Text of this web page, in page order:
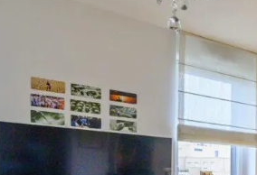
par l'Agence M COM | Made in
d'utilisation